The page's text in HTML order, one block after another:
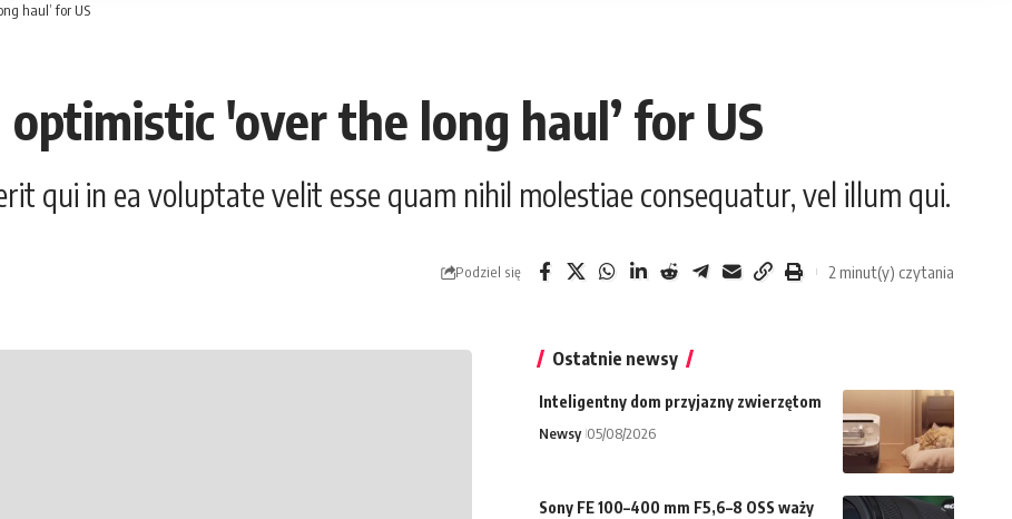
haul’ for US
'over the long haul’ for US
qui in ea voluptate velit esse quam nihil molestiae consequatur, vel illum qui.
Podziel się 2 minut(y) czytania
Ostatnie newsy
Inteligentny dom przyjazny zwierzętom
Newsy 05/08/2026
Sony FE 100–400 mm F5,6–8 OSS waży